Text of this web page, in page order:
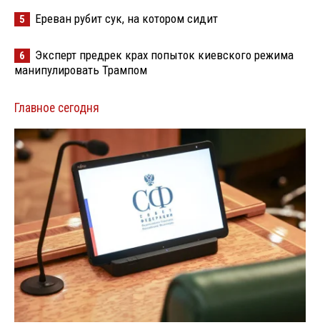
5 Ереван рубит сук, на котором сидит
6
Эксперт предрек крах попыток киевского режима
манипулировать Трампом
Главное сегодня